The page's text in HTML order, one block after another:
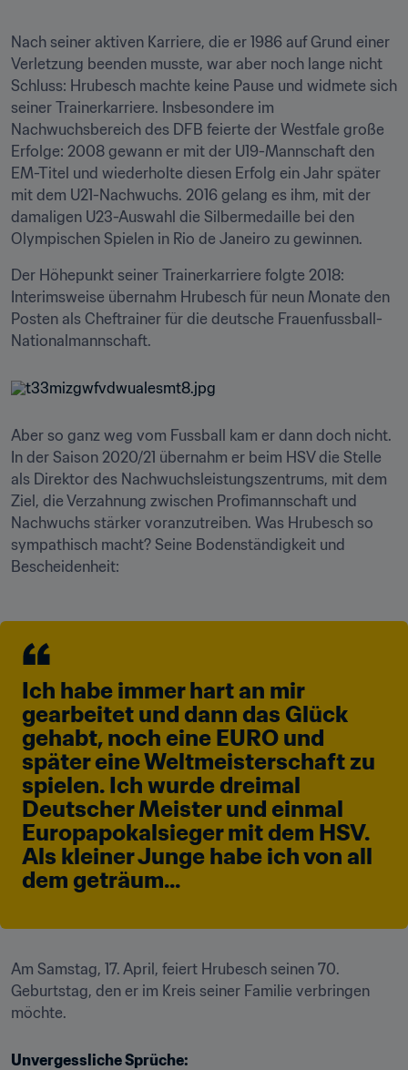
Nach seiner aktiven Karriere, die er 1986 auf Grund einer
Verletzung beenden musste, war aber noch lange nicht
Schluss: Hrubesch machte keine Pause und widmete sich
seiner Trainerkarriere. Insbesondere im
Nachwuchsbereich des DFB feierte der Westfale große
Erfolge: 2008 gewann er mit der U19-Mannschaft den
EM-Titel und wiederholte diesen Erfolg ein Jahr später
mit dem U21-Nachwuchs. 2016 gelang es ihm, mit der
damaligen U23-Auswahl die Silbermedaille bei den
Olympischen Spielen in Rio de Janeiro zu gewinnen.
Der Höhepunkt seiner Trainerkarriere folgte 2018:
Interimsweise übernahm Hrubesch für neun Monate den
Posten als Cheftrainer für die deutsche Frauenfussball-
Nationalmannschaft.
Aber so ganz weg vom Fussball kam er dann doch nicht.
In der Saison 2020/21 übernahm er beim HSV die Stelle
als Direktor des Nachwuchsleistungszentrums, mit dem
Ziel, die Verzahnung zwischen Profimannschaft und
Nachwuchs stärker voranzutreiben. Was Hrubesch so
sympathisch macht? Seine Bodenständigkeit und
Bescheidenheit:
Ich habe immer hart an mir
gearbeitet und dann das Glück
gehabt, noch eine EURO und
später eine Weltmeisterschaft zu
spielen. Ich wurde dreimal
Deutscher Meister und einmal
Europapokalsieger mit dem HSV.
Als kleiner Junge habe ich von all
dem geträum...
Am Samstag, 17. April, feiert Hrubesch seinen 70.
Geburtstag, den er im Kreis seiner Familie verbringen
möchte.
Unvergessliche Sprüche: